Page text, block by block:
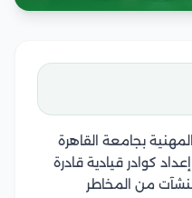
بجامعة القاهرة
كوادر قيادية قادرة
من المخاطر